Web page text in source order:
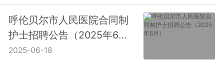
呼伦贝尔市人民医院合同制
护士招聘公告（2025年6
月）
2025-06-18